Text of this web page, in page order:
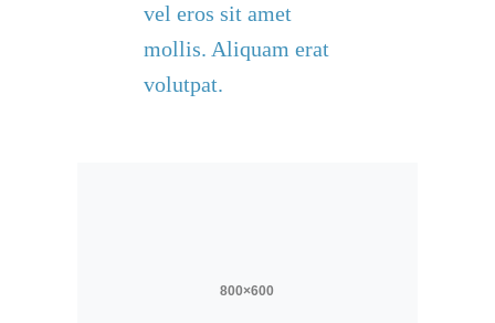
vel eros sit amet
mollis. Aliquam erat
volutpat.